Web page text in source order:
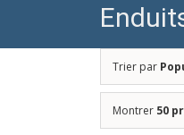
Trier par
Montrer 50